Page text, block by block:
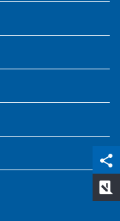
share
qr_code_scanner
content_copy
rate_review